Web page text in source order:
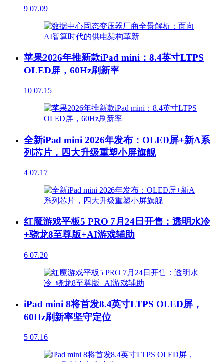
9 07.09
苹果2026年推新款iPad mini：8.4英寸LTPS
OLED屏，60Hz刷新率
10 07.15
全新iPad mini 2026年发布：OLED屏+新A系
列芯片，四大升级重塑小屏旗舰
4 07.17
红魔游戏平板5 PRO 7月24日开售：透明水冷
+骁龙8至尊版+AI游戏辅助
6 07.20
iPad mini 8将首发8.4英寸LTPS OLED屏，
60Hz刷新率坚守定位
5 07.16